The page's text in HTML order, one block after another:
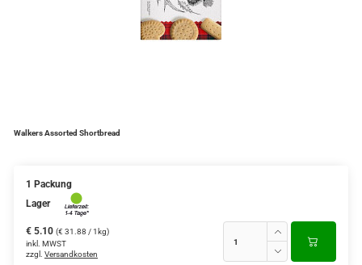
Walkers Assorted Shortbread
1 Packung
Lager
€ 5.10 (€ 31.88 / 1kg)
inkl. MWST
zzgl. Versandkosten